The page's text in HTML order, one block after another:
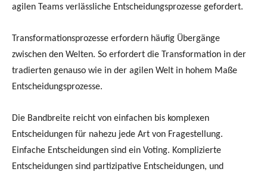
agilen Teams verlässliche Entscheidungsprozesse gefordert.
Transformationsprozesse erfordern häufig Übergänge
zwischen den Welten. So erfordert die Transformation in der
tradierten genauso wie in der agilen Welt in hohem Maße
Entscheidungsprozesse.
Die Bandbreite reicht von einfachen bis komplexen
Entscheidungen für nahezu jede Art von Fragestellung.
Einfache Entscheidungen sind ein Voting. Komplizierte
Entscheidungen sind partizipative Entscheidungen, und